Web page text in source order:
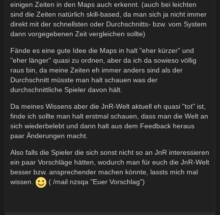
einigen Zeiten in den Maps auch erkennt. (auch bei leichten
sind die Zeiten natürlich skill-based, da man sich ja nicht immer
direkt mit der schnellsten oder Durchschnitts- bzw. vom System
dann vorgegebenen Zeit vergleichen sollte)
Fände es eine gute Idee die Maps in halt "eher kürzer" und
"eher länger" quasi zu ordnen, aber da ich da sowieso völlig
raus bin, da meine Zeiten eh immer anders sind als der
Durchschnitt müsste man halt schauen was der
durchschnittliche Spieler davon hält.
Da meines Wissens aber die JnR-Welt aktuell eh quasi "tot" ist,
finde ich sollte man halt erstmal schauen, dass man die Welt an
sich wiederbelebt und dann halt aus dem Feedback heraus
paar Änderungen macht.
Also falls die Spieler die sich sonst nicht so an JnR interessieren
ein paar Vorschläge hätten, wodurch man für euch die JnR-Welt
besser bzw. ansprechender machen könnte, lassts mich mal
wissen.
( /mail nzsqa "Euer Vorschlag")